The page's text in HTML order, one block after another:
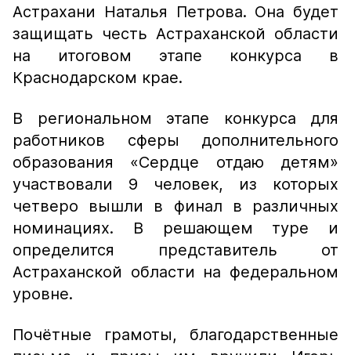
Астрахани Наталья Петрова. Она будет
защищать честь Астраханской области
на итоговом этапе конкурса в
Краснодарском крае.
В региональном этапе конкурса для
работников сферы дополнительного
образования «Сердце отдаю детям»
участвовали 9 человек, из которых
четверо вышли в финал в различных
номинациях. В решающем туре и
определится представитель от
Астраханской области на федеральном
уровне.
Почётные грамоты, благодарственные